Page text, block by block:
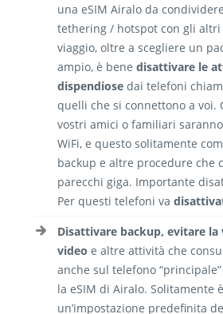
una eSIM Airalo da
tethering / hotspot con gli altri
viaggio, oltre a scegliere un
ampio, è bene disattivare le
dispendiose dai telefoni
quelli che si connettono a voi.
vostri amici o familiari
WiFi, e questo solitamente
backup e altre procedure che
parecchi giga. Importante
Per questi telefoni va
Disattivare backup, evitare la
video e altre attività che
anche sul telefono
la eSIM di Airalo. Solitamente
un’impostazione predefinita